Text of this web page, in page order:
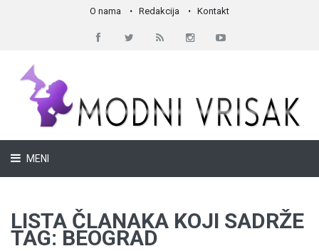
O nama Redakcija Kontakt
MENI
LISTA ČLANAKA KOJI SADRŽE
TAG: BEOGRAD